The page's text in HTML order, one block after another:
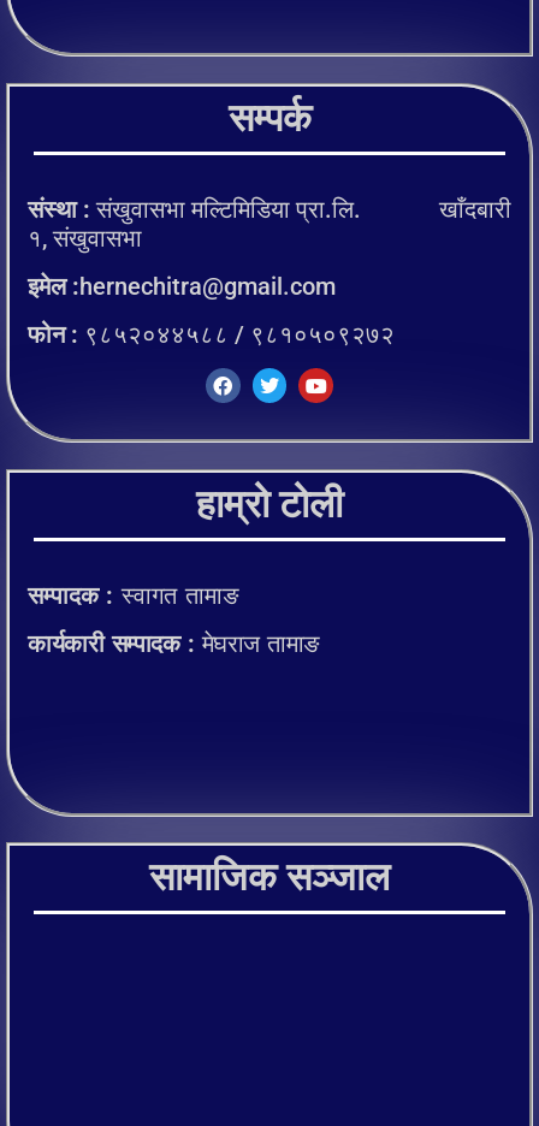
सम्पर्क
संस्था : संखुवासभा मल्टिमिडिया प्रा.लि. खाँदबारी
१, संखुवासभा
इमेल :hernechitra@gmail.com
फोन : ९८५२०४४५८८ / ९८१०५०९२७२
हाम्रो टोली
सम्पादक :स्वागत तामाङ
कार्यकारी सम्पादक :मेघराज तामाङ
सामाजिक सञ्जाल